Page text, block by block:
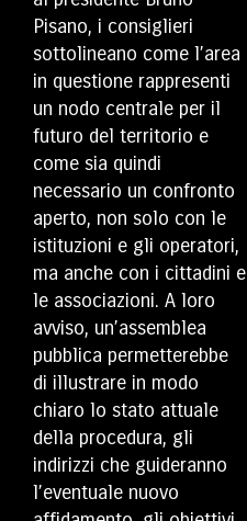
Pisano, i consiglieri
sottolineano come l’area
in questione rappresenti
un nodo centrale per il
futuro del territorio e
come sia quindi
necessario un confronto
aperto, non solo con le
istituzioni e gli operatori,
ma anche con i cittadini e
le associazioni. A loro
avviso, un’assemblea
pubblica permetterebbe
di illustrare in modo
chiaro lo stato attuale
della procedura, gli
indirizzi che guideranno
l’eventuale nuovo